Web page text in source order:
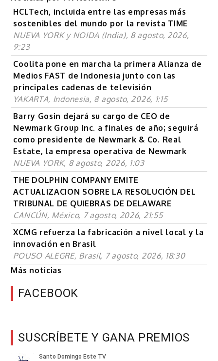
HCLTech, incluida entre las empresas más
sostenibles del mundo por la revista TIME
NUEVA YORK y NOIDA (India), 8 agosto, 2026,
9:23
Coolita pone en marcha la primera Alianza de
Medios FAST de Indonesia junto con las
principales cadenas de televisión
YAKARTA, Indonesia, 8 agosto, 2026, 1:15
Barry Gosin dejará su cargo de CEO de
Newmark Group Inc. a finales de año; seguirá
como presidente de Newmark & Co. Real
Estate, la empresa operativa de Newmark
NUEVA YORK, 8 agosto, 2026, 1:03
THE DOLPHIN COMPANY EMITE
ACTUALIZACION SOBRE LA RESOLUCIÓN DEL
TRIBUNAL DE QUIEBRAS DE DELAWARE
CANCÚN, México, 7 agosto, 2026, 21:55
XCMG refuerza la fabricación a nivel local y la
innovación en Brasil
POUSO ALEGRE, Brasil, 7 agosto, 2026, 18:30
Más noticias
FACEBOOK
SUSCRÍBETE Y GANA PREMIOS